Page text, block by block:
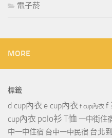
電子菸
MORE
標籤
d cup內衣 e cup內衣 f cup內衣 f
cup內衣 polo衫 T恤 一中街住
中一中住宿 台中一中民宿 台北